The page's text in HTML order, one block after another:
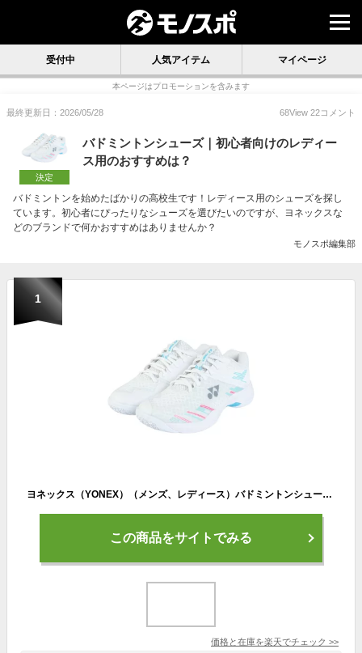
受付中 人気アイテム マイページ
本ページはプロモーションを含みます
最終更新日：2026/05/28 68View 22コメント
決定
バドミントンシューズ｜初心者向けのレディー
ス用のおすすめは？
バドミントンを始めたばかりの高校生です！レディース用のシューズを探し
ています。初心者にぴったりなシューズを選びたいのですが、ヨネックスな
どのブランドで何かおすすめはありませんか？
モノスポ編集部
1
ヨネックス（YONEX）（メンズ、レディース）バドミントンシューズ パワークッションカスケードアクセルミッド SHBCA1MD-175
この商品をサイトでみる
価格と在庫を楽天でチェック >>